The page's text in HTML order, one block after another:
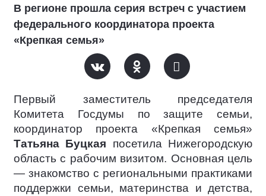
В регионе прошла серия встреч с участием
федерального координатора проекта
«Крепкая семья»
Первый заместитель председателя
Комитета Госдумы по защите семьи,
координатор проекта «Крепкая семья»
Татьяна Буцкая посетила Нижегородскую
область с рабочим визитом. Основная цель
— знакомство с региональными практиками
поддержки семьи, материнства и детства,